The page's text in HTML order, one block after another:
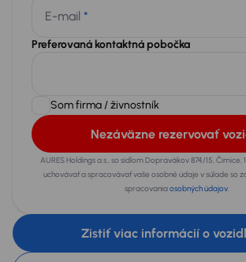
E-mail *
Preferovaná kontaktná pobočka
Som firma / živnostník
Nezáväzne rezervovať
AURES Holdings a.s., so sídlom Dopravákov 874/15, Čimice,
uchovávať a spracovávať vaše osobné údaje v súlade so
spracovaniaosobných údajov.
Zistiť viac informácií o